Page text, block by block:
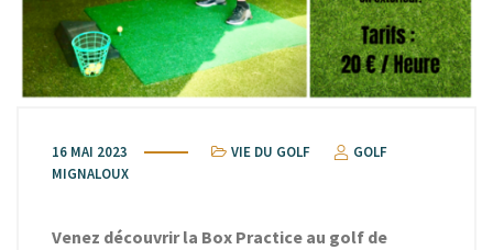
16 MAI 2023 VIE DU GOLF
GOLF
MIGNALOUX
Venez découvrir la Box Practice au golf de